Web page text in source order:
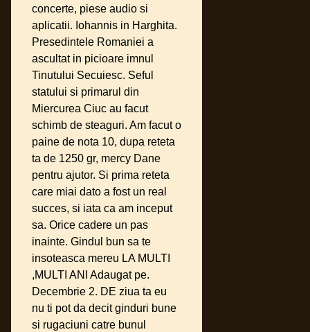
concerte, piese audio si
aplicatii. Iohannis in Harghita.
Presedintele Romaniei a
ascultat in picioare imnul
Tinutului Secuiesc. Seful
statului si primarul din
Miercurea Ciuc au facut
schimb de steaguri. Am facut o
paine de nota 10, dupa reteta
ta de 1250 gr, mercy Dane
pentru ajutor. Si prima reteta
care miai dato a fost un real
succes, si iata ca am inceput
sa. Orice cadere un pas
inainte. Gindul bun sa te
insoteasca mereu LA MULTI
,MULTI ANI Adaugat pe.
Decembrie 2. DE ziua ta eu
nu ti pot da decit ginduri bune
si rugaciuni catre bunul